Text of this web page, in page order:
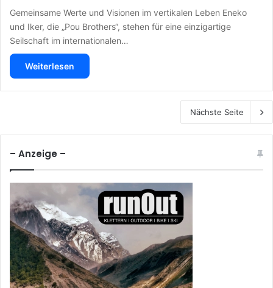
Gemeinsame Werte und Visionen im vertikalen Leben Eneko
und Iker, die „Pou Brothers“, stehen für eine einzigartige
Seilschaft im internationalen…
Weiterlesen
Nächste Seite
– Anzeige –